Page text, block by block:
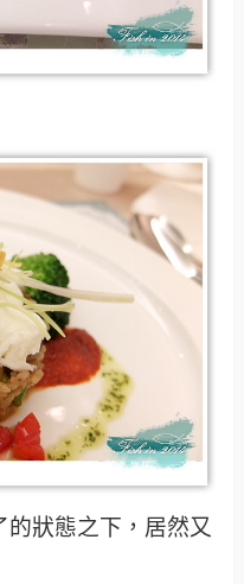
狀態之下，居然又